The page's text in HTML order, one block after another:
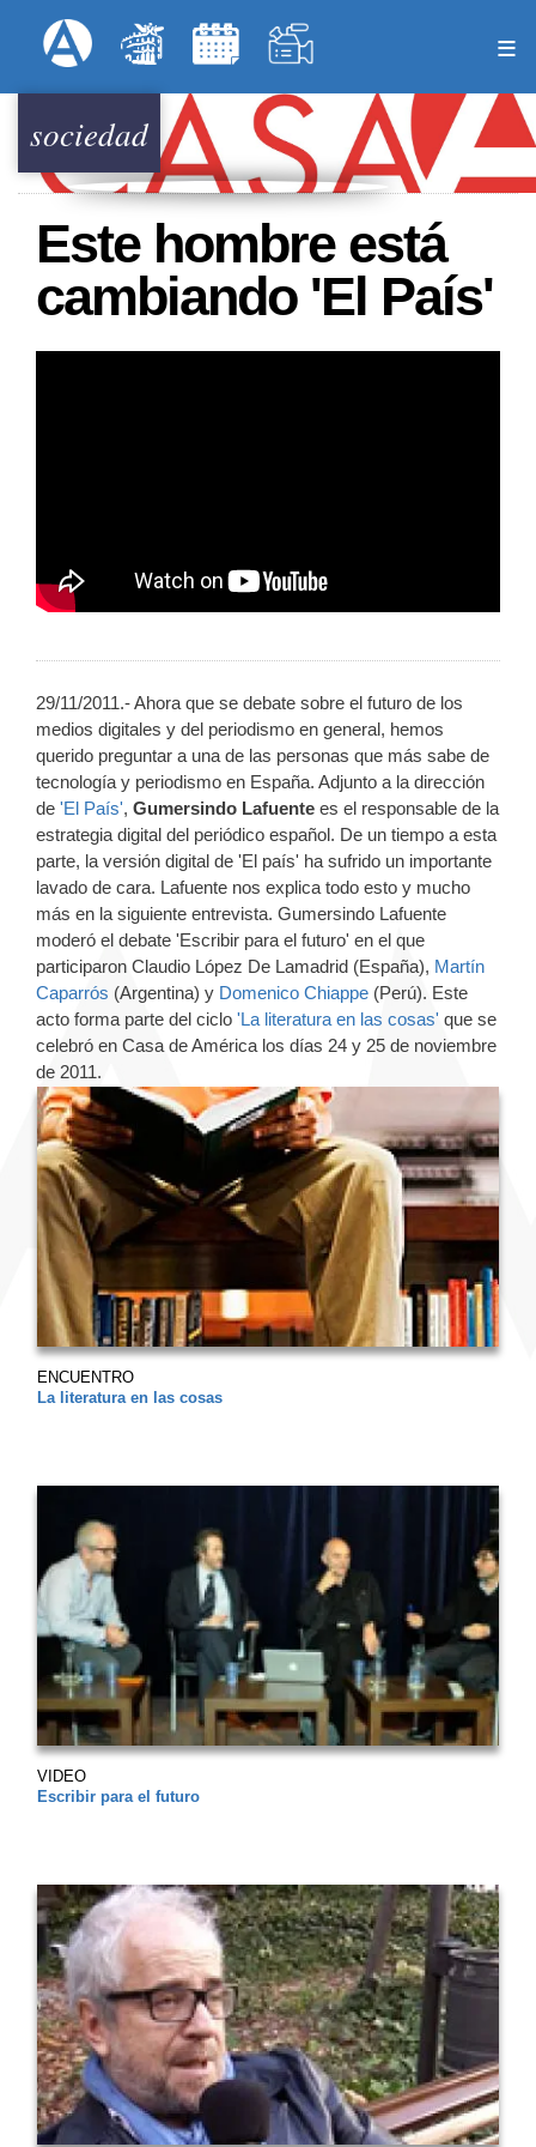
al
principal
Menú Superior
sociedad
Este hombre está
cambiando 'El País'
29/11/2011.- Ahora que se debate sobre el futuro de los
medios digitales y del periodismo en general, hemos
querido preguntar a una de las personas que más sabe de
tecnología y periodismo en España. Adjunto a la dirección
de 'El País', Gumersindo Lafuente es el responsable de la
estrategia digital del periódico español. De un tiempo a esta
parte, la versión digital de 'El país' ha sufrido un importante
lavado de cara. Lafuente nos explica todo esto y mucho
más en la siguiente entrevista. Gumersindo Lafuente
moderó el debate 'Escribir para el futuro' en el que
participaron Claudio López De Lamadrid (España), Martín
Caparrós (Argentina) y Domenico Chiappe (Perú). Este
acto forma parte del ciclo 'La literatura en las cosas' que se
celebró en Casa de América los días 24 y 25 de noviembre
de 2011.
ENCUENTRO
La literatura en las cosas
VIDEO
Escribir para el futuro